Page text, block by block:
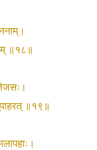
॥१८॥
॥१९॥